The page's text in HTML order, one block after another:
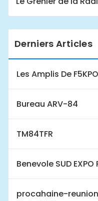
Derniers Articles
Les Amplis De F5KPO
Bureau ARV-84
TM84TFR
Benevole SUD EXPO
procahaine-